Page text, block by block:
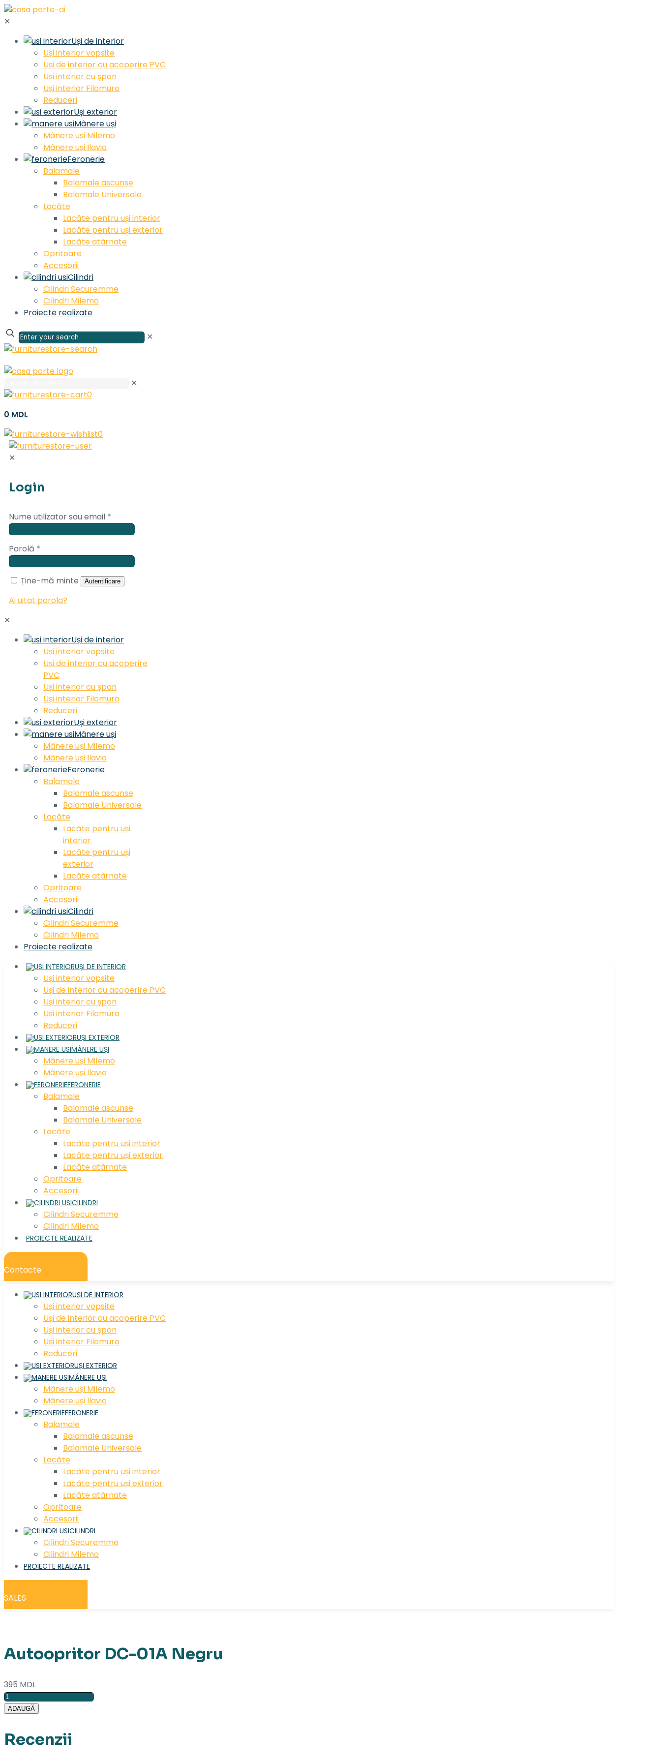
✕
Uși de interior
Uși interior vopsite
Uși de interior cu acoperire PVC
Uși interior cu șpon
Uși interior Filomuro
Reduceri
Uși exterior
Mânere uși
Mânere uși Milemo
Mânere uși Ilavio
Feronerie
Balamale
Balamale ascunse
Balamale Universale
Lacăte
Lacăte pentru uși interior
Lacăte pentru uși exterior
Lacăte atârnate
Opritoare
Accesorii
Cilindri
Cilindri Securemme
Cilindri Milemo
Proiecte realizate
✕
✕
0
0 MDL
0
✕
Login
Nume utilizator sau email *
Parolă *
Ține-mă minte Autentificare
Ai uitat parola?
✕
Uși de interior
Uși interior vopsite
Uși de interior cu acoperire
PVC
Uși interior cu șpon
Uși interior Filomuro
Reduceri
Uși exterior
Mânere uși
Mânere uși Milemo
Mânere uși Ilavio
Feronerie
Balamale
Balamale ascunse
Balamale Universale
Lacăte
Lacăte pentru uși
interior
Lacăte pentru uși
exterior
Lacăte atârnate
Opritoare
Accesorii
Cilindri
Cilindri Securemme
Cilindri Milemo
Proiecte realizate
UȘI DE INTERIOR
Uși interior vopsite
Uși de interior cu acoperire PVC
Uși interior cu șpon
Uși interior Filomuro
Reduceri
UȘI EXTERIOR
MÂNERE UȘI
Mânere uși Milemo
Mânere uși Ilavio
FERONERIE
Balamale
Balamale ascunse
Balamale Universale
Lacăte
Lacăte pentru uși interior
Lacăte pentru uși exterior
Lacăte atârnate
Opritoare
Accesorii
CILINDRI
Cilindri Securemme
Cilindri Milemo
PROIECTE REALIZATE
Contacte
UȘI DE INTERIOR
Uși interior vopsite
Uși de interior cu acoperire PVC
Uși interior cu șpon
Uși interior Filomuro
Reduceri
UȘI EXTERIOR
MÂNERE UȘI
Mânere uși Milemo
Mânere uși Ilavio
FERONERIE
Balamale
Balamale ascunse
Balamale Universale
Lacăte
Lacăte pentru uși interior
Lacăte pentru uși exterior
Lacăte atârnate
Opritoare
Accesorii
CILINDRI
Cilindri Securemme
Cilindri Milemo
PROIECTE REALIZATE
SALES
Autoopritor DC-01A Negru
395 MDL
Cantitate
Autoopritor
01A
Negru
ADAUGĂ
Recenzii